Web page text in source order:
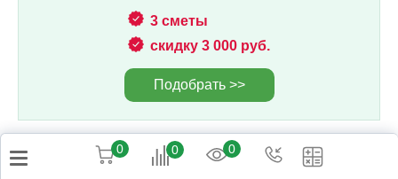
3 сметы
скидку 3 000 руб.
Подобрать >>
ЗАКАЗАТЬ ЗВОНОК
0 0 0